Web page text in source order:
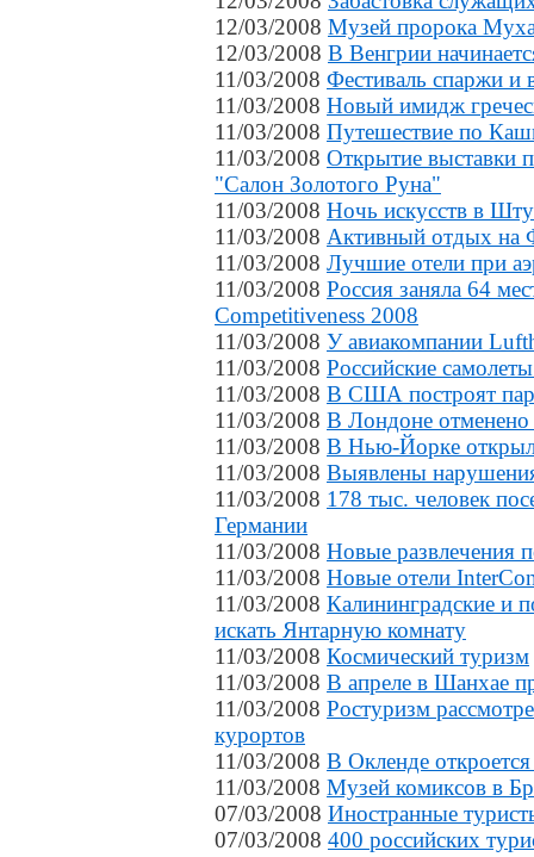
12/03/2008 Музей пророка
12/03/2008 В Венгрии
11/03/2008 Фестиваль спаржи и
11/03/2008 Новый имидж
11/03/2008 Путешествие по
11/03/2008 Открытие выставки
"Салон Золотого Руна"
11/03/2008 Ночь искусств в
11/03/2008 Активный отдых на
11/03/2008 Лучшие отели при
11/03/2008 Россия заняла 64
Competitiveness 2008
11/03/2008 У авиакомпании
11/03/2008 Российские
11/03/2008 В США построят
11/03/2008 В Лондоне отменено
11/03/2008 В Нью-Йорке
11/03/2008 Выявлены
11/03/2008 178 тыс. человек
Германии
11/03/2008 Новые развлечения
11/03/2008 Новые отели
11/03/2008 Калининградские и
искать Янтарную комнату
11/03/2008 Космический туризм
11/03/2008 В апреле в Шанхае
11/03/2008 Ростуризм
курортов
11/03/2008 В Окленде
11/03/2008 Музей комиксов в
07/03/2008 Иностранные
07/03/2008 400 российских